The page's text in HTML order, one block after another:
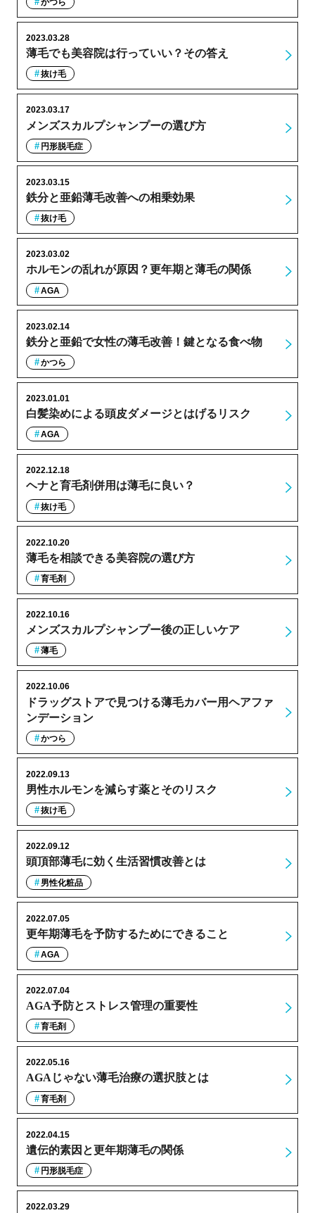
かつら
薄毛でも美容院は行っていい？その答え
2023.03.28
抜け毛
メンズスカルプシャンプーの選び方
2023.03.17
円形脱毛症
鉄分と亜鉛薄毛改善への相乗効果
2023.03.15
抜け毛
ホルモンの乱れが原因？更年期と薄毛の関係
2023.03.02
AGA
鉄分と亜鉛で女性の薄毛改善！鍵となる食べ物
2023.02.14
かつら
白髪染めによる頭皮ダメージとはげるリスク
2023.01.01
AGA
ヘナと育毛剤併用は薄毛に良い？
2022.12.18
抜け毛
薄毛を相談できる美容院の選び方
2022.10.20
育毛剤
メンズスカルプシャンプー後の正しいケア
2022.10.16
薄毛
ドラッグストアで見つける薄毛カバー用ヘアファ
ンデーション
2022.10.06
かつら
男性ホルモンを減らす薬とそのリスク
2022.09.13
抜け毛
頭頂部薄毛に効く生活習慣改善とは
2022.09.12
男性化粧品
更年期薄毛を予防するためにできること
2022.07.05
AGA
AGA予防とストレス管理の重要性
2022.07.04
育毛剤
AGAじゃない薄毛治療の選択肢とは
2022.05.16
育毛剤
遺伝的素因と更年期薄毛の関係
2022.04.15
円形脱毛症
2022.03.29